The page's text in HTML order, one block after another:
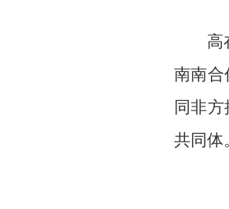
高
南南合
同非
共同体